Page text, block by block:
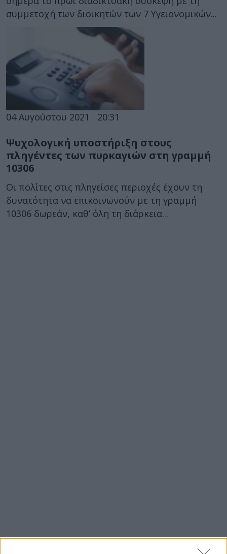
συμμετοχή των διοικητών των 7 Υγειονομικών...
04 Αυγούστου 2021 20:31
Ψυχολογική υποστήριξη στους
πληγέντες των πυρκαγιών στη γραμμή
10306
Οι πολίτες στις πληγείσες περιοχές έχουν τη
δυνατότητα να επικοινωνούν με τη γραμμή
10306 δωρεάν, καθ’ όλη τη διάρκεια...